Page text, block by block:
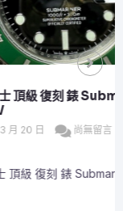
Date
Dat ...